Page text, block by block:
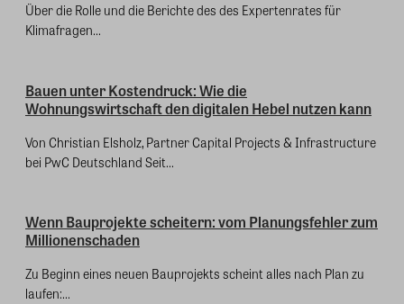
Über die Rolle und die Berichte des des Expertenrates für
Klimafragen...
Bauen unter Kostendruck: Wie die
Wohnungswirtschaft den digitalen Hebel nutzen kann
Von Christian Elsholz, Partner Capital Projects & Infrastructure
bei PwC Deutschland Seit...
Wenn Bauprojekte scheitern: vom Planungsfehler zum
Millionenschaden
Zu Beginn eines neuen Bauprojekts scheint alles nach Plan zu
laufen:...